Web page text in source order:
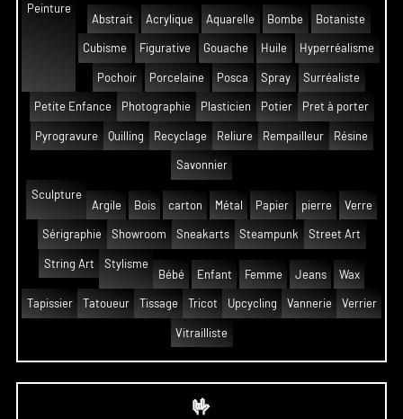
Peinture
Abstrait
Acrylique Aquarelle Bombe Botaniste
Cubisme Figurative Gouache Huile Hyperréalisme
Pochoir Porcelaine Posca Spray Surréaliste
Petite Enfance Photographie Plasticien Potier Pret à porter
Pyrogravure Quilling Recyclage Reliure Rempailleur Résine
Savonnier
Sculpture
Argile
Bois carton Métal Papier pierre Verre
Sérigraphie Showroom Sneakarts Steampunk Street Art
String Art
Stylisme
Bébé
Enfant Femme Jeans Wax
Tapissier Tatoueur Tissage Tricot Upcycling Vannerie Verrier
Vitrailliste
🤟